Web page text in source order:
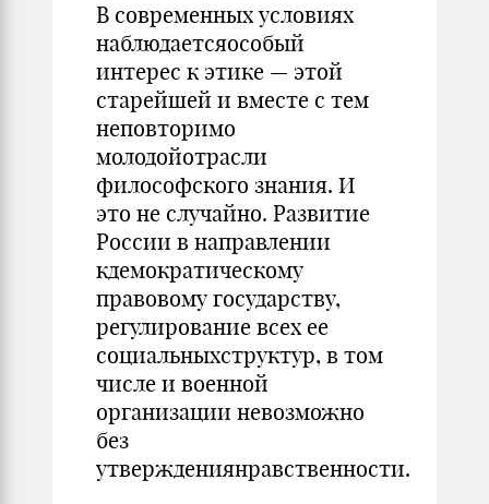
В современных условиях
наблюдаетсяособый
интерес к этике — этой
старейшей и вместе с тем
неповторимо
молодойотрасли
философского знания. И
это не случайно. Развитие
России в направлении
кдемократическому
правовому государству,
регулирование всех ее
социальныхструктур, в том
числе и военной
организации невозможно
без
утверждениянравственности.